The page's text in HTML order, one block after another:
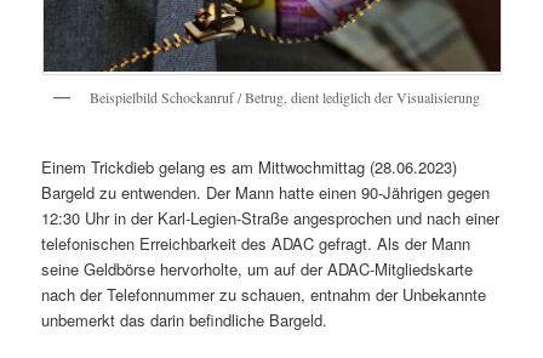
Beispielbild Schockanruf / Betrug, dient lediglich der Visualisierung
Einem Trickdieb gelang es am Mittwochmittag (28.06.2023)
Bargeld zu entwenden. Der Mann hatte einen 90-Jährigen gegen
12:30 Uhr in der Karl-Legien-Straße angesprochen und nach einer
telefonischen Erreichbarkeit des ADAC gefragt. Als der Mann
seine Geldbörse hervorholte, um auf der ADAC-Mitgliedskarte
nach der Telefonnummer zu schauen, entnahm der Unbekannte
unbemerkt das darin befindliche Bargeld.